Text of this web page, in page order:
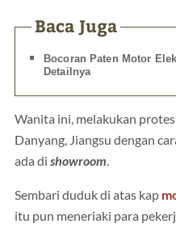
Baca Juga
Bocoran Paten Motor
Detailnya
Wanita ini, melakukan
Danyang, Jiangsu dengan
ada di showroom.
Sembari duduk di atas kap
itu pun meneriaki para